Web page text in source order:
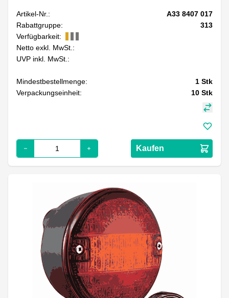
Artikel-Nr.:
A33 8407 017
Rabattgruppe:
313
Verfügbarkeit:
Netto exkl. MwSt.:
UVP inkl. MwSt.:
Mindestbestellmenge: 1 Stk
Verpackungseinheit:
10 Stk
Kaufen